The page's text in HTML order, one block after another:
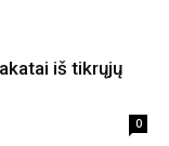
iš tikrųjų
0